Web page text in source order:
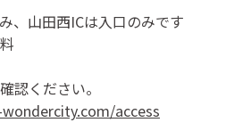
、山田西ICは入口のみです
認ください。
access